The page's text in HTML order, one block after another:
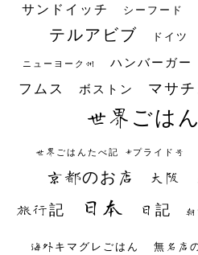
サンドイッチ シーフード
テルアビブ ドイツ
ニューヨーク州 ハンバーガー
フムス ボストン マサ
世界ごは
世界ごはんたべ記 #プライド号
京都のお店 大阪
旅行記 日本 日記 朝
海外キマグレごはん 無名店